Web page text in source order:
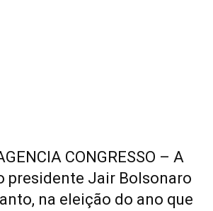
CONGRESSO – A
presidente Jair Bolsonaro
na eleição do ano que